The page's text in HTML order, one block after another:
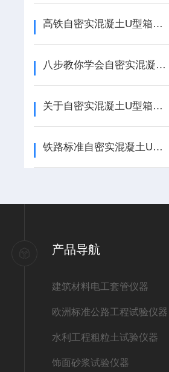
高铁自密实混凝土U型箱试验仪
八步教你学会自密实混凝土U型箱的试验方法
关于自密实混凝土U型箱正确烦的试验方法你了解多少
铁路标准自密实混凝土U型箱、V型仪\L 型箱*
产品导航
建筑材料电工套管仪器
欧洲标准公路工程试验仪器
水利工程粗粒土试验仪器
饰面砂浆试验仪器